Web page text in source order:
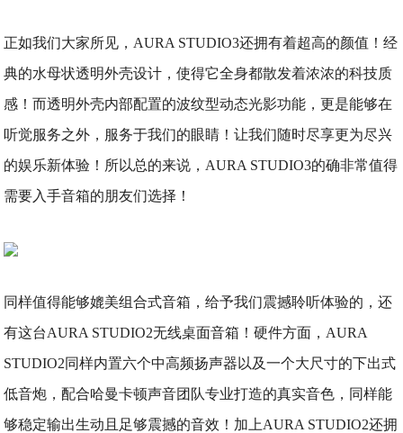
正如我们大家所见，AURA STUDIO3还拥有着超高的颜值！经
典的水母状透明外壳设计，使得它全身都散发着浓浓的科技质
感！而透明外壳内部配置的波纹型动态光影功能，更是能够在
听觉服务之外，服务于我们的眼睛！让我们随时尽享更为尽兴
的娱乐新体验！所以总的来说，AURA STUDIO3的确非常值得
需要入手音箱的朋友们选择！
同样值得能够媲美组合式音箱，给予我们震撼聆听体验的，还
有这台AURA STUDIO2无线桌面音箱！硬件方面，AURA
STUDIO2同样内置六个中高频扬声器以及一个大尺寸的下出式
低音炮，配合哈曼卡顿声音团队专业打造的真实音色，同样能
够稳定输出生动且足够震撼的音效！加上AURA STUDIO2还拥